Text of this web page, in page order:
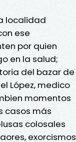
localidad
ese
por quien
en la salud;
del bazar de
López, medico
momentos
casos más
colosales
exorcismos